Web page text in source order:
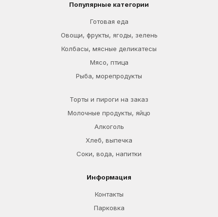
Популярные категории
Готовая еда
Овощи, фрукты, ягоды, зелень
Колбасы, мясные деликатесы
Мясо, птица
Рыба, морепродукты
Торты и пироги на заказ
Молочные продукты, яйцо
Алкоголь
Хлеб, выпечка
Соки, вода, напитки
Информация
Контакты
Парковка